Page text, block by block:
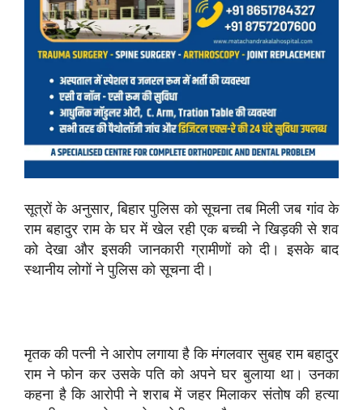
सूत्रों के अनुसार, बिहार पुलिस को सूचना तब मिली जब गांव के
राम बहादुर राम के घर में खेल रही एक बच्ची ने खिड़की से शव
को देखा और इसकी जानकारी ग्रामीणों को दी। इसके बाद
स्थानीय लोगों ने पुलिस को सूचना दी।
मृतक की पत्नी ने आरोप लगाया है कि मंगलवार सुबह राम बहादुर
राम ने फोन कर उसके पति को अपने घर बुलाया था। उनका
कहना है कि आरोपी ने शराब में जहर मिलाकर संतोष की हत्या